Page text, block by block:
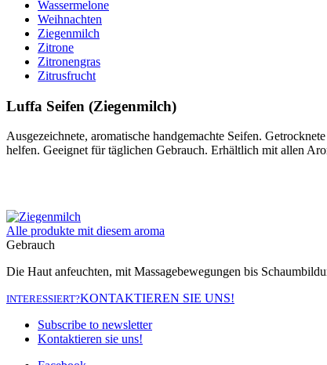
Wassermelone
Weihnachten
Ziegenmilch
Zitrone
Zitronengras
Zitrusfrucht
Luffa Seifen (Ziegenmilch)
Ausgezeichnete, aromatische handgemachte Seifen.
helfen. Geeignet für täglichen Gebrauch. Erhältlich mit allen
Alle produkte mit diesem aroma
Gebrauch
Die Haut anfeuchten, mit Massagebewegungen bis
INTERESSIERT?KONTAKTIEREN SIE UNS!
Subscribe to newsletter
Kontaktieren sie uns!